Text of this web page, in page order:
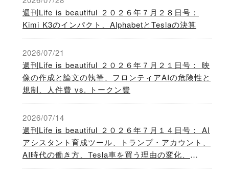
週刊Life is beautiful ２０２６年７月２８日号：
Kimi K3のインパクト、AlphabetとTeslaの決算
2026/07/21
週刊Life is beautiful ２０２６年７月２１日号： 映
像の作成と論文の執筆、フロンティアAIの危険性と
規制、人件費 vs. トークン費
2026/07/14
週刊Life is beautiful ２０２６年７月１４日号： AI
アシスタント育成ツール、トランプ・アカウント、
AI時代の働き方、Tesla車を買う理由の変化、